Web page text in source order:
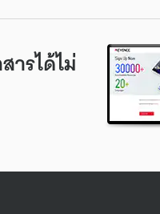
ารได้ไม่